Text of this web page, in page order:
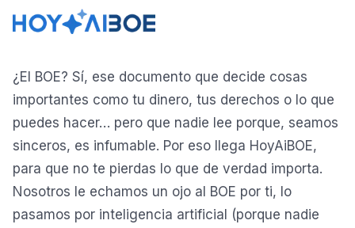
¿El BOE? Sí, ese documento que decide cosas
importantes como tu dinero, tus derechos o lo que
puedes hacer… pero que nadie lee porque, seamos
sinceros, es infumable. Por eso llega HoyAiBOE,
para que no te pierdas lo que de verdad importa.
Nosotros le echamos un ojo al BOE por ti, lo
pasamos por inteligencia artificial (porque nadie